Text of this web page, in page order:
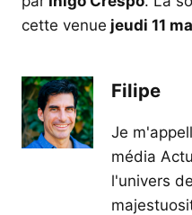
cette venue jeudi 11
Filipe
Je
média
l'univers